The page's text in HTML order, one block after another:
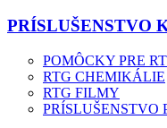
PRÍSLUŠENSTVO
POMÔCKY PRE
RTG CHEMIKÁLIE
RTG FILMY
PRÍSLUŠENSTVO